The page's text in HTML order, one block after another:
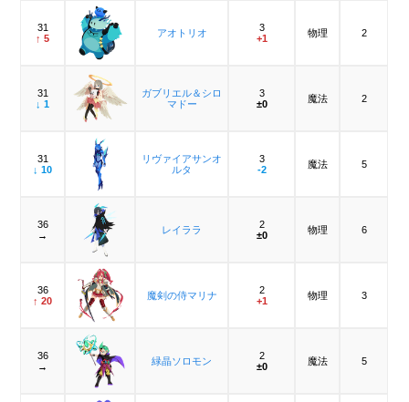
31
↑ 5
アオトリオ
3
+1
物理 2
31
↓ 1
ガブリエル＆シロ
マドー
3
±0
魔法 2
31
↓ 10
リヴァイアサンオ
ルタ
3
-2
魔法 5
36
→
レイララ
2
±0
物理 6
36
↑ 20
魔剣の侍マリナ
2
+1
物理 3
36
→
緑晶ソロモン
2
±0
魔法 5